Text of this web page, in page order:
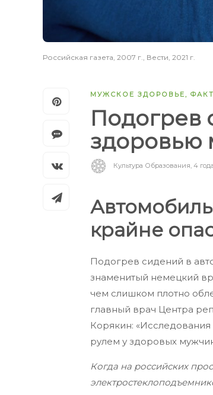
Российская газета, 2007 г., Вести, 2021 г.
МУЖСКОЕ ЗДОРОВЬЕ,
Подогрев
здоровью
Культура Образования, 4
крайне
Подогрев сидений в
знаменитый немецкий
чем слишком плотно
главный врач Центра
Корякин:
рулем у здоровых
Когда на российских